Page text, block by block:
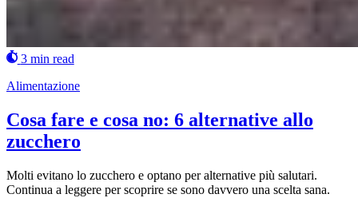
3 min read
Alimentazione
Cosa fare e cosa no: 6 alternative allo
zucchero
Molti evitano lo zucchero e optano per alternative più salutari.
Continua a leggere per scoprire se sono davvero una scelta sana.